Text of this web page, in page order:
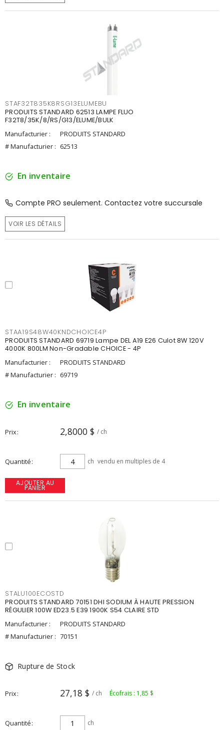
STAF32T835K8RSG13ELUMEBU
PRODUITS STANDARD 62513 LAMPE FLUO
F32T8/35K/8/RS/G13/ELUME/BULK
Manufacturier :
PRODUITS STANDARD
# Manufacturier : 62513
En inventaire
Compte PRO seulement. Contactez votre succursale
VOIR LES DÉTAILS
STAA19S48W40KNDCHOICE4P
PRODUITS STANDARD 69719 Lampe DEL A19 E26 Culot 8W 120V
4000K 800LM Non-Gradable CHOICE - 4P
Manufacturier :
PRODUITS STANDARD
# Manufacturier : 69719
En inventaire
Prix 2,8000 $ / ch
Quantité ch vendu en multiples de 4
AJOUTER AU
PANIER
STALU100ECOSTD
PRODUITS STANDARD 70151 DHI SODIUM À HAUTE PRESSION
RÉGULIER 100W ED23.5 E39 1900K S54 CLAIRE STD
Manufacturier :
PRODUITS STANDARD
# Manufacturier : 70151
Rupture de Stock
Prix 27,18 $ / ch Écofrais : 1,85 $
Quantité ch